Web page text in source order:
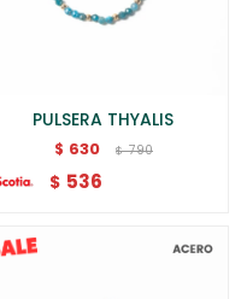
PULSERA THYALIS
$ 630 $ 790
$ 536